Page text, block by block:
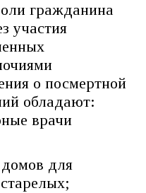
гражданина
участия
о посмертной
обладают:
врачи
для